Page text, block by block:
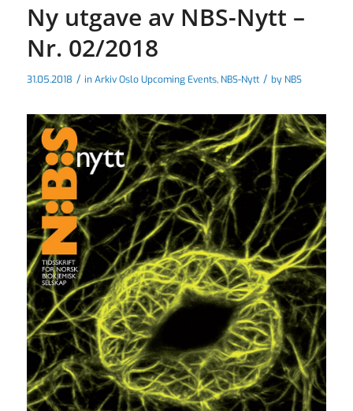
Ny utgave av NBS-Nytt –
Nr. 02/2018
31.05.2018 / inArkiv Oslo Upcoming Events, NBS-Nytt / by NBS